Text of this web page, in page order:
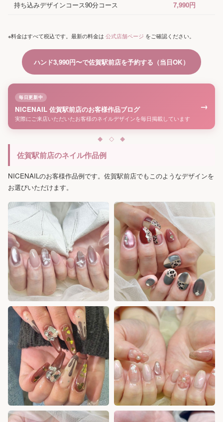
持ち込みデザインコース90分コース 7,990円
※料金はすべて税込です。最新の料金は 公式店舗ページ をご確認ください。
ハンド3,990円〜で佐賀駅前店を予約する（当日OK）
毎日更新中
NICENAIL 佐賀駅前店のお客様作品ブログ
実際にご来店いただいたお客様のネイルデザインを毎日掲載しています
→
佐賀駅前店のネイル作品例
NICENAILのお客様作品例です。佐賀駅前店でもこのようなデザインを
お選びいただけます。